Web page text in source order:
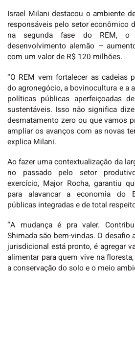
Israel Milani destacou o ambiente
responsáveis pelo setor econômico
na segunda fase do REM,
desenvolvimento alemão –
com um valor de R$ 120 milhões.
“O REM vem fortalecer as cadeias
do agronegócio, a bovinocultura e a
políticas públicas aperfeiçoadas
sustentáveis. Isso não significa
desmatamento zero ou que vamos
ampliar os avanços com as novas
explica Milani.
Ao fazer uma contextualização da
no passado pelo setor
exercício, Major Rocha, garantiu
para alavancar a economia do
públicas integradas e de total
“A mudança é pra valer.
Shimada são bem-vindas. O desafio
jurisdicional está pronto, é agregar
alimentar para quem vive na
a conservação do solo e o meio